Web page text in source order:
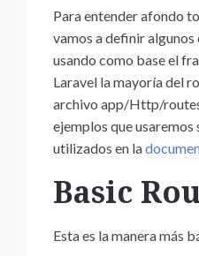
Para entender afondo
vamos a definir
usando como base el
Laravel la mayoría del
archivo app/Http/
ejemplos que usaremos
utilizados en la
Basic
Esta es la manera más